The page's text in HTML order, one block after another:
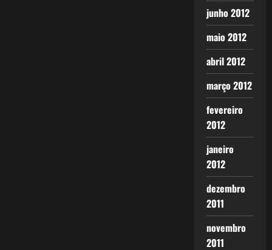
junho 2012
maio 2012
abril 2012
março 2012
fevereiro
2012
janeiro
2012
dezembro
2011
novembro
2011